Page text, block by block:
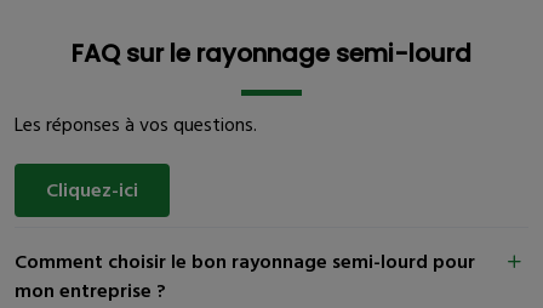
FAQ sur le rayonnage semi-lourd
Les réponses à vos questions.
Cliquez-ici
Comment choisir le bon rayonnage semi-lourd pour
mon entreprise ?